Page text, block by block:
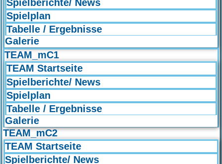
Spielberichte/ News
Spielplan
Tabelle / Ergebnisse
Galerie
TEAM_mC1
TEAM Startseite
Spielberichte/ News
Spielplan
Tabelle / Ergebnisse
Galerie
TEAM_mC2
TEAM Startseite
Spielberichte/ News